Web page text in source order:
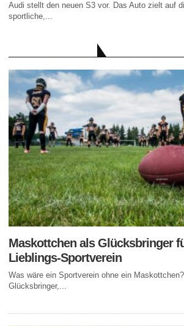
Audi stellt den neuen S3 vor. Das Auto zielt auf
sportliche,...
Maskottchen als Glücksbringer
Lieblings-Sportverein
Was wäre ein Sportverein ohne ein
Glücksbringer,...